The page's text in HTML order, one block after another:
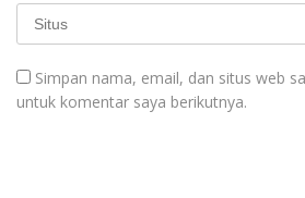
Simpan nama, email, dan situs web
untuk komentar saya berikutnya.